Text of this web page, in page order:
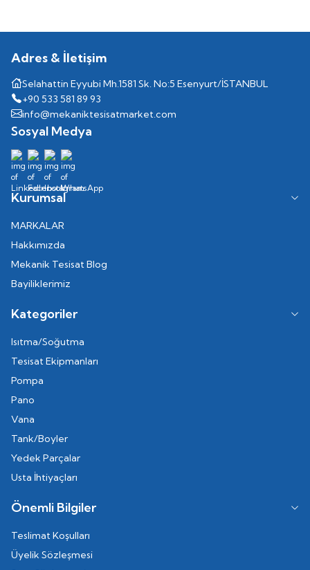
Adres & İletişim
Selahattin Eyyubi Mh.1581 Sk. No:5 Esenyurt/İSTANBUL
+90 533 581 89 93
info@mekaniktesisatmarket.com
Sosyal Medya
Kurumsal
MARKALAR
Hakkımızda
Mekanik Tesisat Blog
Bayiliklerimiz
Kategoriler
Isıtma/Soğutma
Tesisat Ekipmanları
Pompa
Pano
Vana
Tank/Boyler
Yedek Parçalar
Usta İhtiyaçları
Önemli Bilgiler
Teslimat Koşulları
Üyelik Sözleşmesi